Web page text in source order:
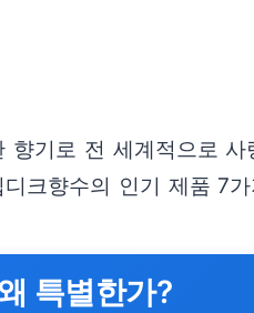
향기로 전 세계적으로
크향수의 인기 제품 7
특별한가?